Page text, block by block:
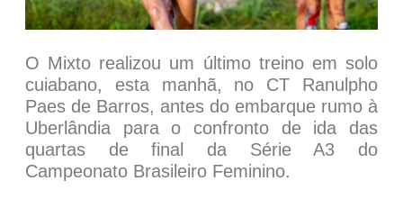
O Mixto realizou um último treino em solo
cuiabano, esta manhã, no CT Ranulpho
Paes de Barros, antes do embarque rumo à
Uberlândia para o confronto de ida das
quartas de final da Série A3 do
Campeonato Brasileiro Feminino.